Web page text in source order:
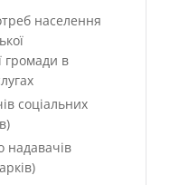
населення
громади в
соціальних
надавачів